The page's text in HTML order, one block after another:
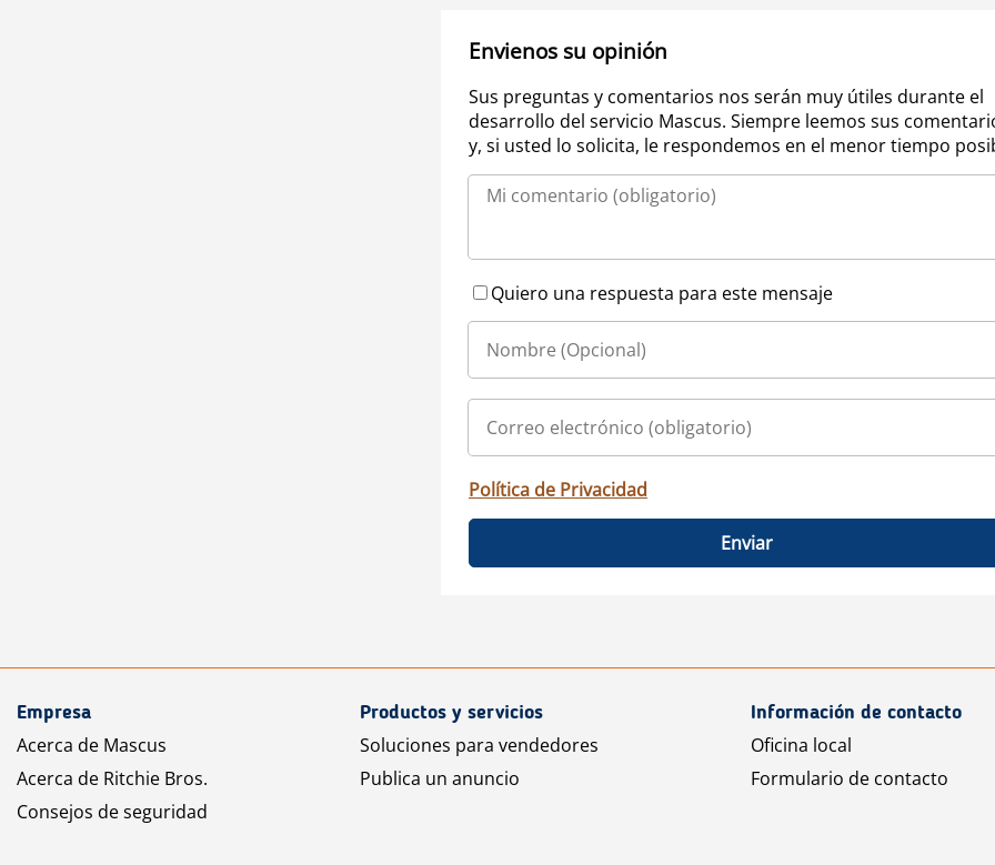
Envienos su opinión
Sus preguntas y comentarios nos serán muy útiles durante el
desarrollo del servicio Mascus. Siempre leemos sus
y, si usted lo solicita, le respondemos en el menor tiempo
Quiero una respuesta para este mensaje
Política de Privacidad
Enviar
Empresa
Acerca de Mascus
Acerca de Ritchie Bros.
Consejos de seguridad
Productos y servicios
Soluciones para vendedores
Publica un anuncio
Información de contacto
Oficina local
Formulario de contacto